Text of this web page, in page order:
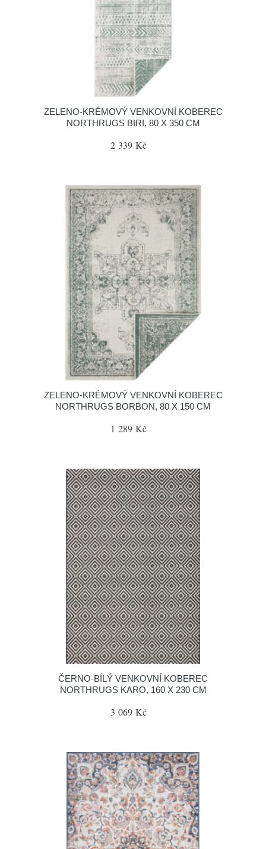
ZELENO-KRÉMOVÝ VENKOVNÍ KOBEREC
NORTHRUGS BIRI, 80 X 350 CM
2 339 Kč
ZELENO-KRÉMOVÝ VENKOVNÍ KOBEREC
NORTHRUGS BORBON, 80 X 150 CM
1 289 Kč
ČERNO-BÍLÝ VENKOVNÍ KOBEREC
NORTHRUGS KARO, 160 X 230 CM
3 069 Kč